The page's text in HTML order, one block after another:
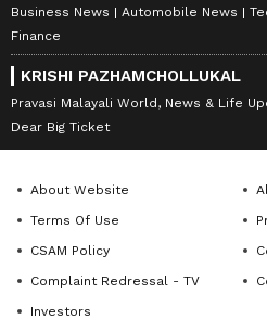
Business News Automobile News
Finance
KRISHI PAZHAMCHOLLUKAL
Pravasi Malayali World, News & Life
Dear Big Ticket
About Website
Terms Of Use
CSAM Policy
Complaint Redressal - TV
Investors